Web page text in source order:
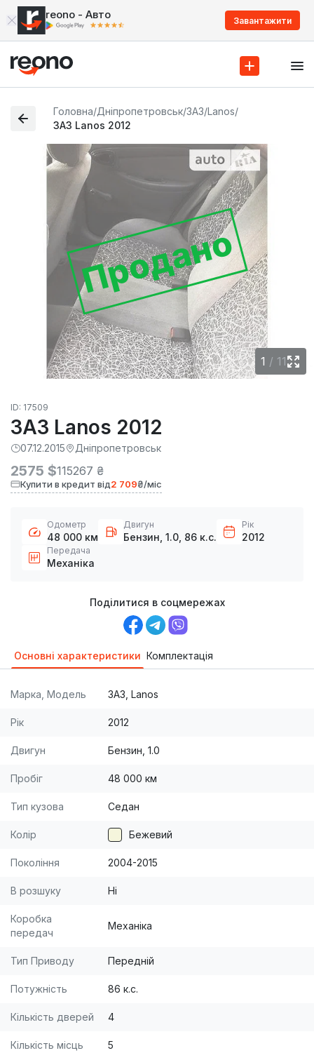
reono - Авто Завантажити
Головна/Дніпропетровськ/ЗАЗ/Lanos/
ЗАЗ Lanos 2012
Продано
1 / 11
ID: 17509
ЗАЗ Lanos 2012
07.12.2015 Дніпропетровськ
2575 $115267 ₴
Купити в кредит від2 709₴/міс
Одометр
48 000 км
Двигун
Бензин, 1.0, 86 к.с.
Рік
2012
Передача
Механіка
Поділитися в соцмережах
Основні характеристики Комплектація
Марка, Модель ЗАЗ, Lanos
Рік 2012
Двигун Бензин, 1.0
Пробіг 48 000 км
Тип кузова Седан
Колір Бежевий
Покоління 2004-2015
В розшуку Ні
Коробка
передач
Механіка
Тип Приводу Передній
Потужність 86 к.с.
Кількість дверей 4
Кількість місць 5